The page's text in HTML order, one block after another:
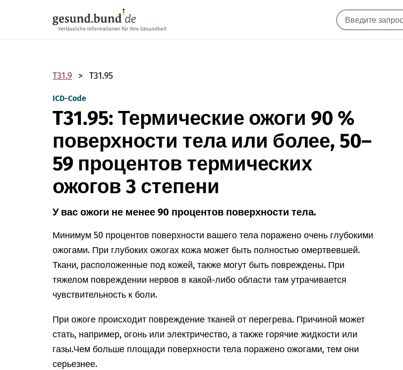
T31.9 T31.95
ICD-Code
T31.95: Термические ожоги 90 %
поверхности тела или более, 50–
59 процентов термических
ожогов 3 степени
У вас ожоги не менее 90 процентов поверхности тела.
Минимум 50 процентов поверхности вашего тела поражено очень глубокими
ожогами. При глубоких ожогах кожа может быть полностью омертвевшей.
Ткани, расположенные под кожей, также могут быть повреждены. При
тяжелом повреждении нервов в какой-либо области там утрачивается
чувствительность к боли.
При ожоге происходит повреждение тканей от перегрева. Причиной может
стать, например, огонь или электричество, а также горячие жидкости или
газы.Чем больше площади поверхности тела поражено ожогами, тем они
серьезнее.